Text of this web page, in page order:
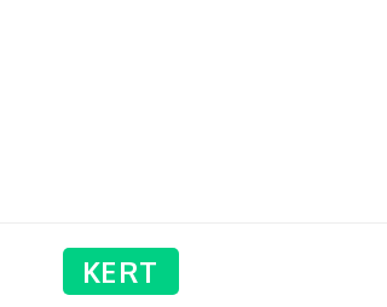
KERT